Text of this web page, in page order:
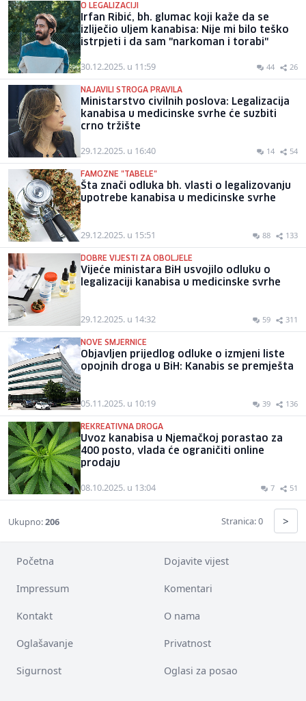
O LEGALIZACIJI
Irfan Ribić, bh. glumac koji kaže da se
izliječio uljem kanabisa: Nije mi bilo teško
istrpjeti i da sam "narkoman i torabi"
30.12.2025. u 11:59 44 26
NAJAVILI STROGA PRAVILA
Ministarstvo civilnih poslova: Legalizacija
kanabisa u medicinske svrhe će suzbiti
crno tržište
29.12.2025. u 16:40 14 54
FAMOZNE "TABELE"
Šta znači odluka bh. vlasti o legalizovanju
upotrebe kanabisa u medicinske svrhe
29.12.2025. u 15:51 88 133
DOBRE VIJESTI ZA OBOLJELE
Vijeće ministara BiH usvojilo odluku o
legalizaciji kanabisa u medicinske svrhe
29.12.2025. u 14:32 59 311
NOVE SMJERNICE
Objavljen prijedlog odluke o izmjeni liste
opojnih droga u BiH: Kanabis se premješta
05.11.2025. u 10:19 39 136
REKREATIVNA DROGA
Uvoz kanabisa u Njemačkoj porastao za
400 posto, vlada će ograničiti online
prodaju
08.10.2025. u 13:04 7 51
Ukupno:206 Stranica: 0 >
Početna Dojavite vijest
Impressum Komentari
Kontakt O nama
Oglašavanje Privatnost
Sigurnost Oglasi za posao